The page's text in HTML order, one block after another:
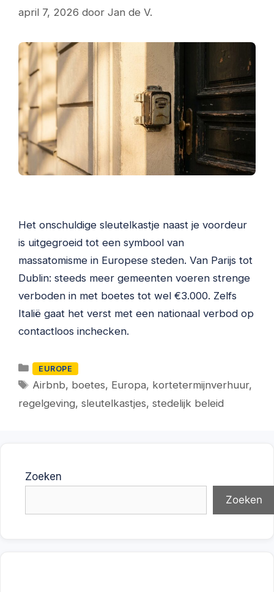
april 7, 2026 door Jan de V.
Het onschuldige sleutelkastje naast je voordeur
is uitgegroeid tot een symbool van
massatomisme in Europese steden. Van Parijs tot
Dublin: steeds meer gemeenten voeren strenge
verboden in met boetes tot wel €3.000. Zelfs
Italië gaat het verst met een nationaal verbod op
contactloos inchecken.
Categorieën
EUROPE
Tags
Airbnb, boetes, Europa, kortetermijnverhuur,
regelgeving, sleutelkastjes, stedelijk beleid
Zoeken
Zoeken